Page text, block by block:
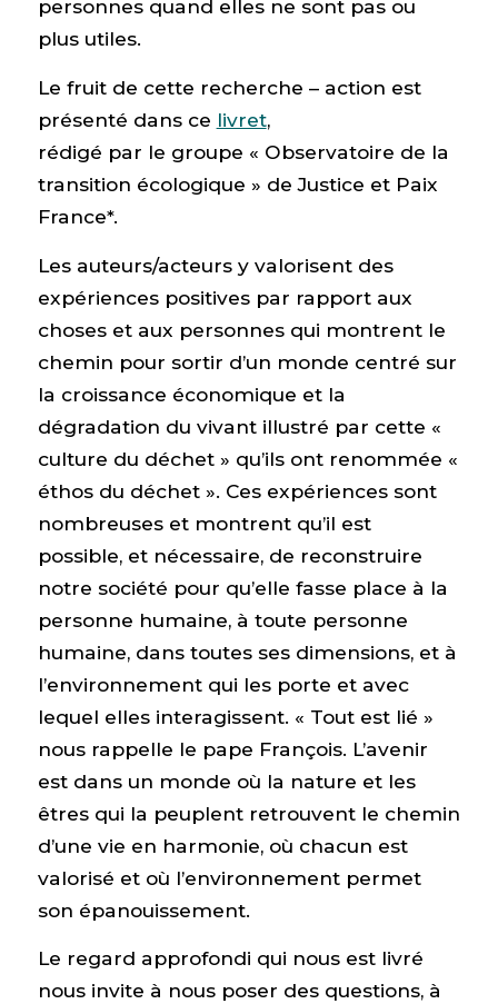
personnes quand elles ne sont pas ou
plus utiles.
Le fruit de cette recherche – action est
présenté dans ce livret,
rédigé par le groupe « Observatoire de la
transition écologique » de Justice et Paix
France*.
Les auteurs/acteurs y valorisent des
expériences positives par rapport aux
choses et aux personnes qui montrent le
chemin pour sortir d’un monde centré sur
la croissance économique et la
dégradation du vivant illustré par cette «
culture du déchet » qu’ils ont renommée «
éthos du déchet ». Ces expériences sont
nombreuses et montrent qu’il est
possible, et nécessaire, de reconstruire
notre société pour qu’elle fasse place à la
personne humaine, à toute personne
humaine, dans toutes ses dimensions, et à
l’environnement qui les porte et avec
lequel elles interagissent. « Tout est lié »
nous rappelle le pape François. L’avenir
est dans un monde où la nature et les
êtres qui la peuplent retrouvent le chemin
d’une vie en harmonie, où chacun est
valorisé et où l’environnement permet
son épanouissement.
Le regard approfondi qui nous est livré
nous invite à nous poser des questions, à